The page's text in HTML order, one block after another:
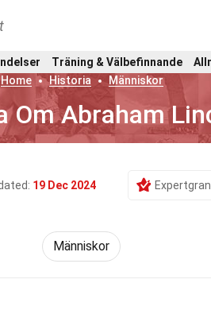
Träning & Välbefinnande
Home
Historia Människor
Om Abraham
19 Dec 2024
Människor